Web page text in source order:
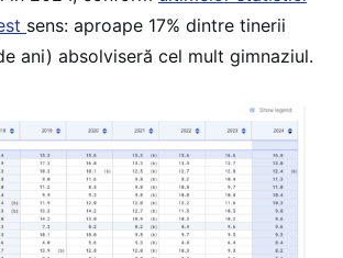
sens: aproape 17% dintre tinerii
ani) absolviseră cel mult gimnaziul.